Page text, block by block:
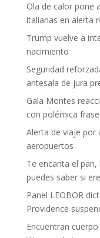
Ola de calor pone
italianas en alerta
Trump vuelve a
nacimiento
Seguridad
antesala de jura
Gala Montes
con polémica
Alerta de viaje por
aeropuertos
Te encanta el
puedes saber si
Panel LEOBOR
Providence
Encuentran